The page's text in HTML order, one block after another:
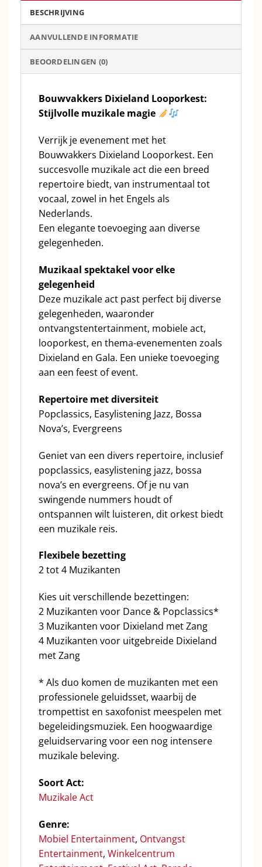
BESCHRIJVING
AANVULLENDE INFORMATIE
BEOORDELINGEN (0)
Bouwvakkers Dixieland Looporkest:
Stijlvolle muzikale magie
Verrijk je evenement met het
Bouwvakkers Dixieland Looporkest. Een
succesvolle muzikale act die een breed
repertoire biedt, van instrumentaal tot
vocaal, zowel in het Engels als
Nederlands.
Een elegante toevoeging aan diverse
gelegenheden.
Muzikaal spektakel voor elke
gelegenheid
Deze muzikale act past perfect bij diverse
gelegenheden, waaronder
ontvangstentertainment, mobiele act,
looporkest, en thema-evenementen zoals
Dixieland en Gala. Een unieke toevoeging
aan een feest of event.
Repertoire met diversiteit
Popclassics, Easylistening Jazz, Bossa
Nova’s, Evergreens
Geniet van een divers repertoire, inclusief
popclassics, easylistening jazz, bossa
nova’s en evergreens. Of je nu van
swingende nummers houdt of
ontspannen wilt luisteren, dit orkest biedt
een muzikale reis.
Flexibele bezetting
2 tot 4 Muzikanten
Kies uit verschillende bezettingen:
2 Muzikanten voor Dance & Popclassics*
3 Muzikanten voor Dixieland met Zang
4 Muzikanten voor uitgebreide Dixieland
met Zang
* Als duo komen de muzikanten met een
professionele geluidsset, waarbij de
trompettist en saxofonist meespelen met
begeleidingsmuziek. Een hoogwaardige
geluidservaring voor een nog intensere
muzikale beleving.
Soort Act:
Muzikale Act
Genre:
Mobiel Entertainment, Ontvangst
Entertainment, Winkelcentrum